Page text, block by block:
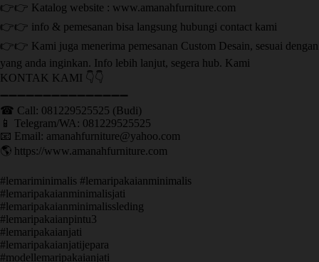
👉👉 Katalog website : www.amanahfurniture.com
👉👉 info & pemesanan bisa langsung hubungi contact kami
👉👉 Kami juga menerima pemesanan Custom Desain, sesuai dengan
yang anda inginkan. Info lebih lanjut, segera hub. Kami
KONTAK KAMI 👇👇
➖➖➖➖➖➖➖➖➖➖➖➖➖➖➖ ㅤ
☎ Call: 081229525525 (Budi)
📱 Telegram/WA: 081229525525
📧 Email: amanahfurniture@yahoo.com
🌎 https://www.amanahfurniture.com
#lemariminimalis #lemaripakaianminimalis
#lemaripakaianminimalisjati
#lemaripakaianminimalissleding
#lemaripakaianpintu3
#lemaripakaianjati
#lemaripakaianjatijepara
#modellemaripakaianjati